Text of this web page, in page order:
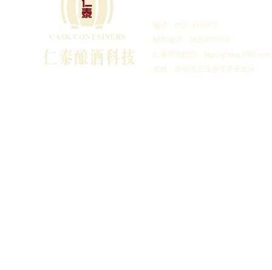
电话：0537-4556677
销售电话：18265372159
仁泰阿里巴巴：http://qfsrtrq.1688.com
地址：曲阜市王庄乡经济开发区